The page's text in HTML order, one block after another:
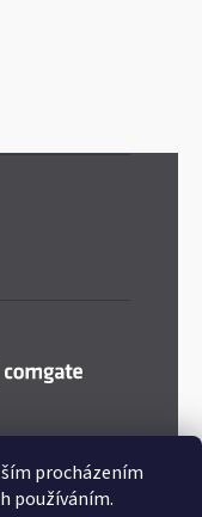
procházením
používáním.